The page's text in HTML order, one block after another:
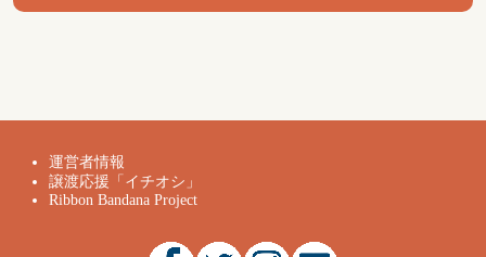
運営者情報
譲渡応援「イチオシ」
Ribbon Bandana Project